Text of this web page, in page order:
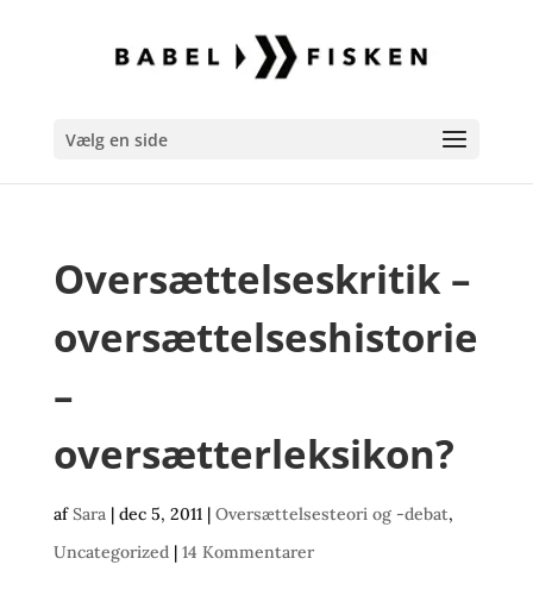
Vælg en side
Oversættelseskritik –
oversættelseshistorie
–
oversætterleksikon?
afSara| dec 5, 2011| Oversættelsesteori og -debat,
Uncategorized| 14 Kommentarer